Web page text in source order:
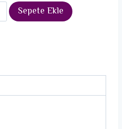
Sepete Ekle